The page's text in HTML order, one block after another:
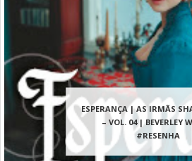
ESPERANÇA | AS IRMÃS
– VOL. 04 | BEVERLEY
#RESENHA